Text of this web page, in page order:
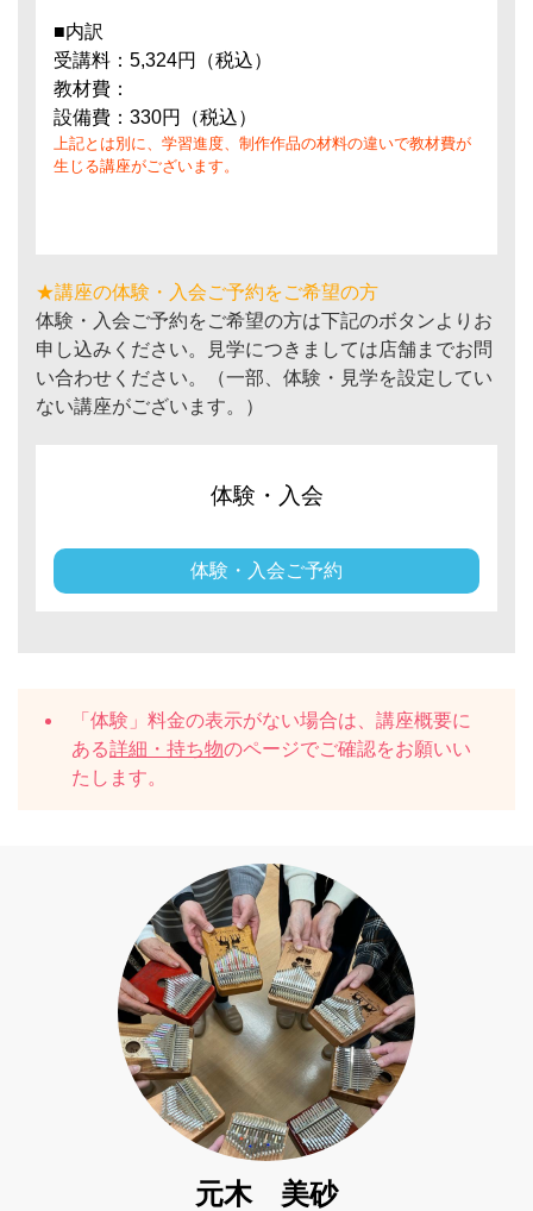
■内訳
受講料：5,324円（税込）
教材費：
設備費：330円（税込）
上記とは別に、学習進度、制作作品の材料の違いで教材費が
生じる講座がございます。
★講座の体験・入会ご予約をご希望の方
体験・入会ご予約をご希望の方は下記のボタンよりお
申し込みください。見学につきましては店舗までお問
い合わせください。（一部、体験・見学を設定してい
ない講座がございます。）
体験・入会
体験・入会ご予約
「体験」料金の表示がない場合は、講座概要に
ある詳細・持ち物のページでご確認をお願いい
たします。
元木 美砂